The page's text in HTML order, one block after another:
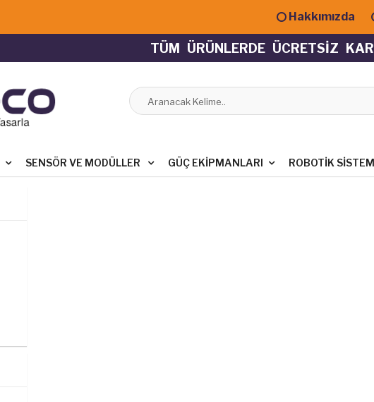
Hakkımızda
TÜM ÜRÜNLERDE ÜCRETSİZ KAR
SENSÖR VE MODÜLLER GÜÇ EKIPMANLARI ROBOTIK